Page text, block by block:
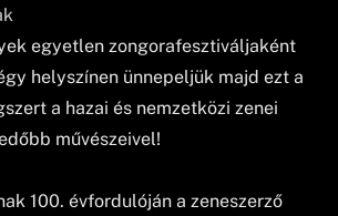
egyetlen zongorafesztiváljaként
helyszínen ünnepeljük majd ezt a
a hazai és nemzetközi zenei
művészeivel!
100. évfordulóján a zeneszerző